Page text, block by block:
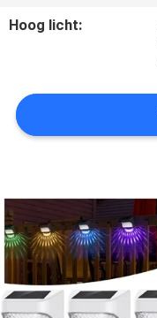
NIEUWS
EEN
ONLINE
SHOP
Hoog licht: